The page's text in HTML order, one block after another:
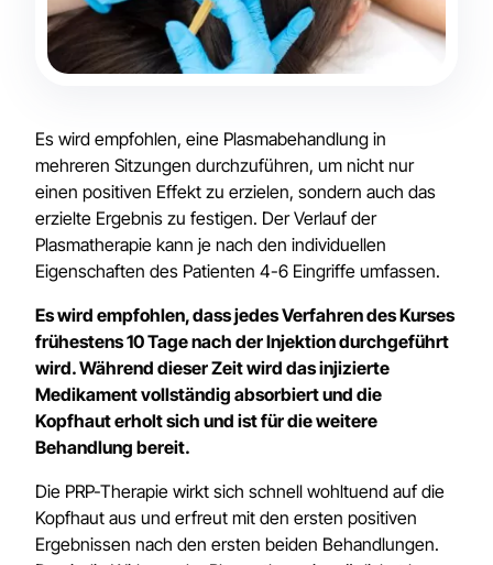
Es wird empfohlen, eine Plasmabehandlung in
mehreren Sitzungen durchzuführen, um nicht nur
einen positiven Effekt zu erzielen, sondern auch das
erzielte Ergebnis zu festigen. Der Verlauf der
Plasmatherapie kann je nach den individuellen
Eigenschaften des Patienten 4-6 Eingriffe umfassen.
Es wird empfohlen, dass jedes Verfahren des Kurses
frühestens 10 Tage nach der Injektion durchgeführt
wird. Während dieser Zeit wird das injizierte
Medikament vollständig absorbiert und die
Kopfhaut erholt sich und ist für die weitere
Behandlung bereit.
Die PRP-Therapie wirkt sich schnell wohltuend auf die
Kopfhaut aus und erfreut mit den ersten positiven
Ergebnissen nach den ersten beiden Behandlungen.